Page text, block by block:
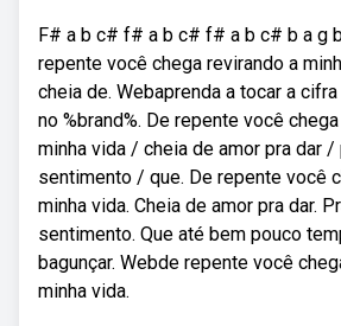
F# a b c# f# a b c# f# a b c# b a g
repente você chega revirando a
cheia de. Webaprenda a tocar a
no %brand%. De repente você
minha vida / cheia de amor pra dar /
sentimento / que. De repente você
minha vida. Cheia de amor pra dar.
sentimento. Que até bem pouco
bagunçar. Webde repente você
minha vida.